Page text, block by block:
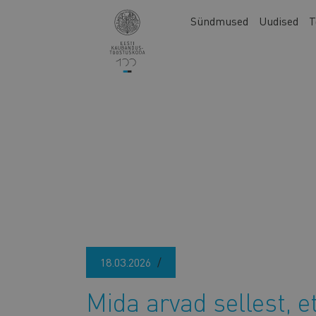
Main
Sündmused Uudised
18.03.2026
Mida arvad sellest,